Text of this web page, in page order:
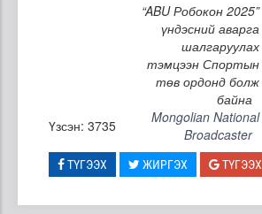
“ABU Робокон 2025”
үндэсний аварга
шалгаруулах
тэмцээн Спортын
төв ордонд болж
байна
Үзсэн: 3735
Mongolian National
Broadcaster
ТҮГЭЭХ ЖИРГЭХ ТҮГЭЭХ